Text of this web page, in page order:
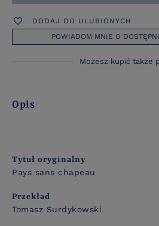
DODAJ DO ULUBIONYCH
POWIADOM MNIE O
Możesz kupić także
Opis
Tytuł oryginalny
Pays sans chapeau
Przekład
Tomasz Surdykowski